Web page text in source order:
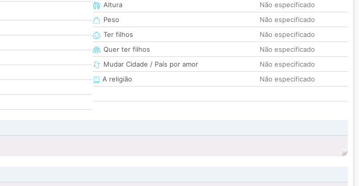
Altura
Não especificado
Peso
Não especificado
Ter filhos
Não especificado
Quer ter filhos
Não especificado
Mudar Cidade / País por amor
Não especificado
A religião
Não especificado